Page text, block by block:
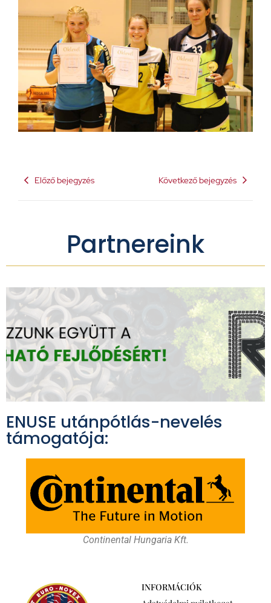
Előző bejegyzés Következő bejegyzés
Partnereink
ENUSE utánpótlás-nevelés
támogatója:
Continental Hungaria Kft.
INFORMÁCIÓK